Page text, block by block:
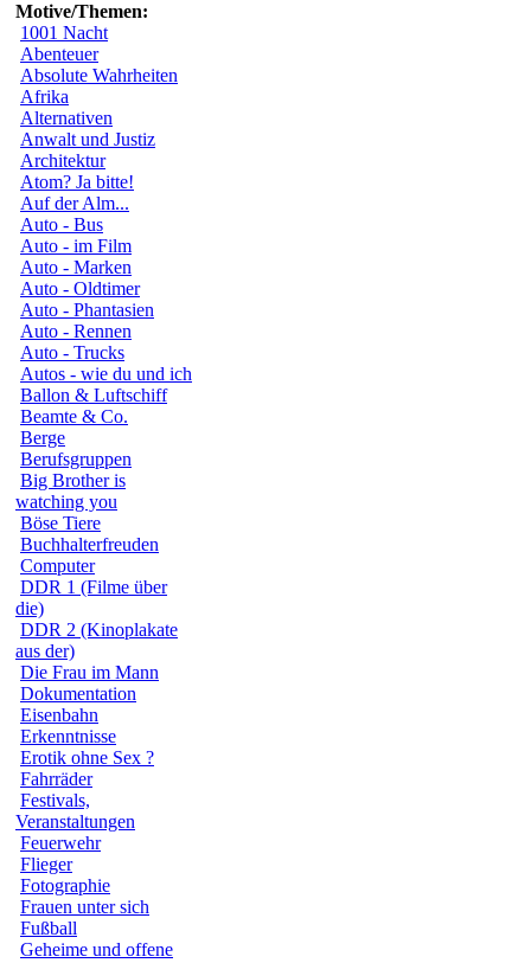
Motive/Themen:
1001 Nacht
Abenteuer
Absolute Wahrheiten
Afrika
Alternativen
Anwalt und Justiz
Architektur
Atom? Ja bitte!
Auf der Alm...
Auto - Bus
Auto - im Film
Auto - Marken
Auto - Oldtimer
Auto - Phantasien
Auto - Rennen
Auto - Trucks
Autos - wie du und ich
Ballon & Luftschiff
Beamte & Co.
Berge
Berufsgruppen
Big Brother is
watching you
Böse Tiere
Buchhalterfreuden
Computer
DDR 1 (Filme über
die)
DDR 2 (Kinoplakate
aus der)
Die Frau im Mann
Dokumentation
Eisenbahn
Erkenntnisse
Erotik ohne Sex ?
Fahrräder
Festivals,
Veranstaltungen
Feuerwehr
Flieger
Fotographie
Frauen unter sich
Fußball
Geheime und offene